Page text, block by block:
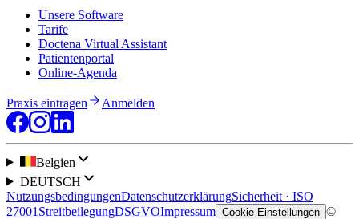
Unsere Software
Tarife
Doctena Virtual Assistant
Patientenportal
Online-Agenda
Praxis eintragen Anmelden
Belgien
DEUTSCH
NutzungsbedingungenDatenschutzerklärungSicherheit · ISO
27001 StreitbeilegungDSGVOImpressum Cookie-Einstellungen ©